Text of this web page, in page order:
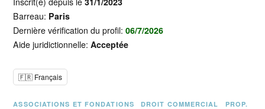
Barreau: Paris
Dernière vérification du profil:06/7/2026
Aide juridictionnelle:Acceptée
🇫🇷 Français
ASSOCIATIONS ET FONDATIONS DROIT COMMERCIAL
PROP.